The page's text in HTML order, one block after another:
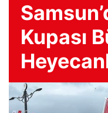
Kupası